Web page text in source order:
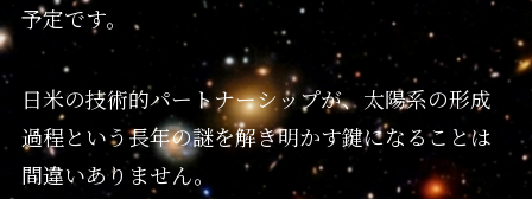
予定です。
日米の技術的パートナーシップが、太陽系の形成
過程という長年の謎を解き明かす鍵になることは
間違いありません。